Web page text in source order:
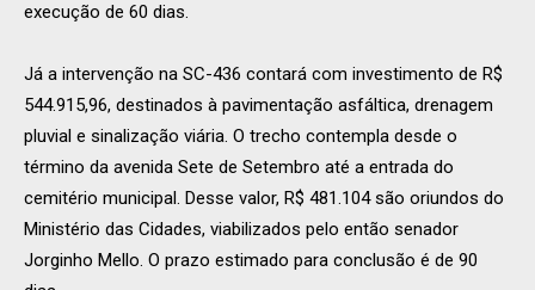
execução de 60 dias.
Já a intervenção na SC-436 contará com investimento de R$
544.915,96, destinados à pavimentação asfáltica, drenagem
pluvial e sinalização viária. O trecho contempla desde o
término da avenida Sete de Setembro até a entrada do
cemitério municipal. Desse valor, R$ 481.104 são oriundos do
Ministério das Cidades, viabilizados pelo então senador
Jorginho Mello. O prazo estimado para conclusão é de 90